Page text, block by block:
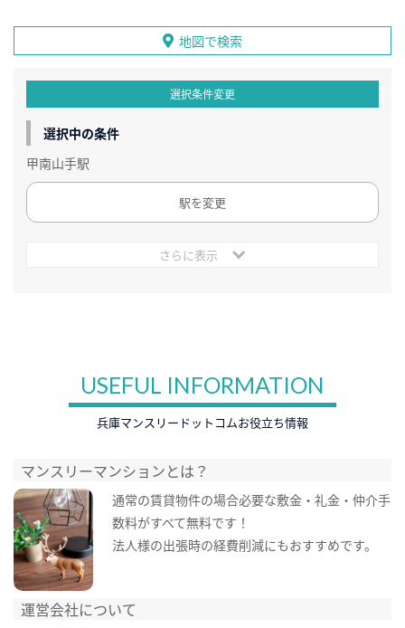
地図で検索
選択条件変更
選択中の条件
甲南山手駅
駅を変更
さらに表示
USEFUL INFORMATION
兵庫マンスリードットコムお役立ち情報
マンスリーマンションとは？
通常の賃貸物件の場合必要な敷金・礼金・仲介手
数料がすべて無料です！
法人様の出張時の経費削減にもおすすめです。
運営会社について